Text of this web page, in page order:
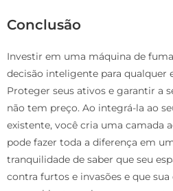
Conclusão
Investir em uma máquina de
decisão inteligente para qualquer
Proteger seus ativos e garantir a
não tem preço. Ao integrá-la ao
existente, você cria uma camada
pode fazer toda a diferença em
tranquilidade de saber que seu
contra furtos e invasões e que